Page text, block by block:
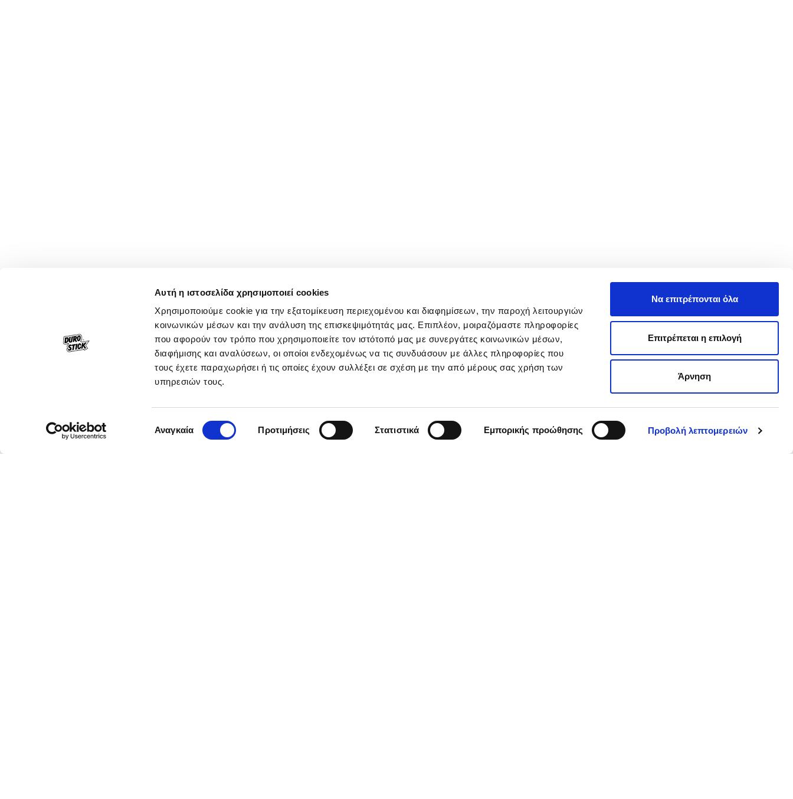
Αυτή η ιστοσελίδα χρησιμοποιεί cookies
Χρησιμοποιούμε cookie για την εξατομίκευση περιεχομένου και διαφημίσεων, την παροχή λειτουργιών
κοινωνικών μέσων και την ανάλυση της επισκεψιμότητάς μας. Επιπλέον, μοιραζόμαστε πληροφορίες
που αφορούν τον τρόπο που χρησιμοποιείτε τον ιστότοπό μας με συνεργάτες κοινωνικών μέσων,
διαφήμισης και αναλύσεων, οι οποίοι ενδεχομένως να τις συνδυάσουν με άλλες πληροφορίες που
τους έχετε παραχωρήσει ή τις οποίες έχουν συλλέξει σε σχέση με την από μέρους σας χρήση των
υπηρεσιών τους.
συγκατάθεσης
Αναγκαία Προτιμήσεις Στατιστικά Εμπορικής προώθησης Προβολή λεπτομερειών
Να επιτρέπονται όλα
Επιτρέπεται η επιλογή
Άρνηση